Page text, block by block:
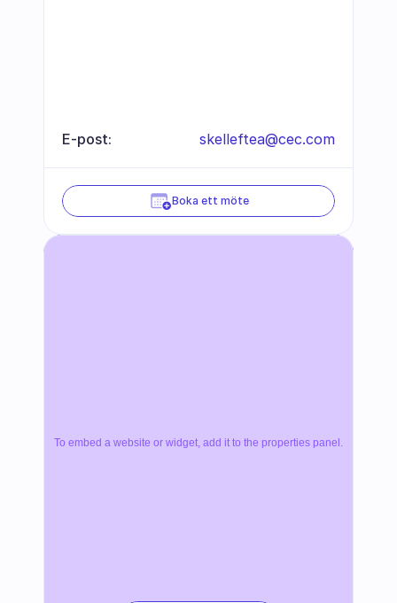
E-post: skelleftea@cec.com
Boka ett möte
To embed a website or widget, add it to the properties panel.